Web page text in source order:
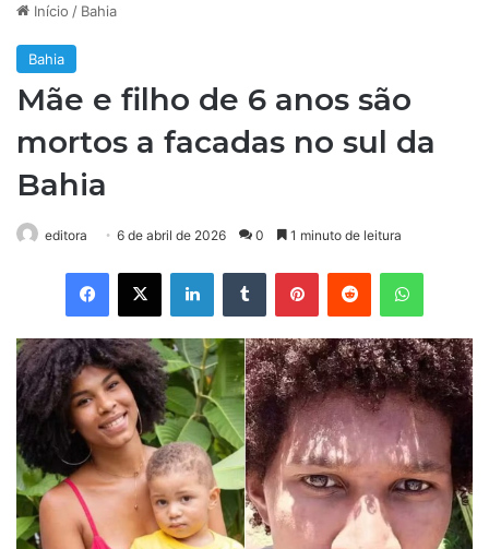
Início / Bahia
Bahia
Mãe e filho de 6 anos são
mortos a facadas no sul da
Bahia
editora 6 de abril de 2026 0 1 minuto de leitura